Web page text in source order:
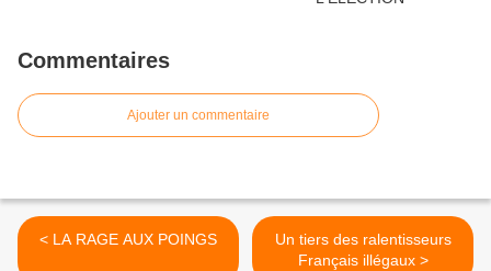
Commentaires
Ajouter un commentaire
< LA RAGE AUX POINGS
Un tiers des ralentisseurs
Français illégaux >